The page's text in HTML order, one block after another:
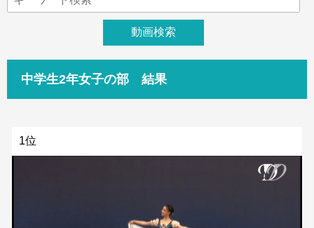
中学生2年女子の部 結果
1位